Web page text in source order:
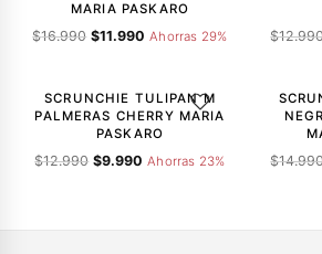
MARIA PASKARO
$16.990
El
era:
$16.990.
$11.990
El
es:
$11.990.
Ahorras 29% $
AGREGAR A LA
SCRUNCHIE TULIPAN M
PALMERAS CHERRY MARIA
PASKARO
$12.990
El
$9.990
El Ahorras 23% $